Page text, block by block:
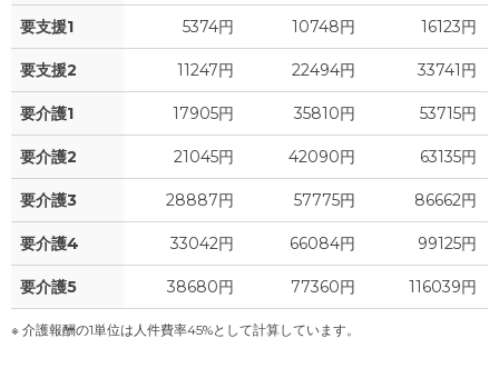
上乗せ介護費 0 万円
その他 4.1
介護保険料 - 万円
食費 ? 3.1 万円
水道・光熱費 0
上乗せ介護費 ? 0 万円
その他 4.1 万円
介護保険料 -
要支援1 5374円 10748円 16123円
要支援2 11247円 22494円 33741円
要介護1 17905円 35810円 53715円
要介護2 21045円 42090円 63135円
要介護3 28887円 57775円 86662円
要介護4 33042円 66084円 99125円
要介護5 38680円 77360円 116039円
※ 介護報酬の1単位は人件費率45%として計算しています。